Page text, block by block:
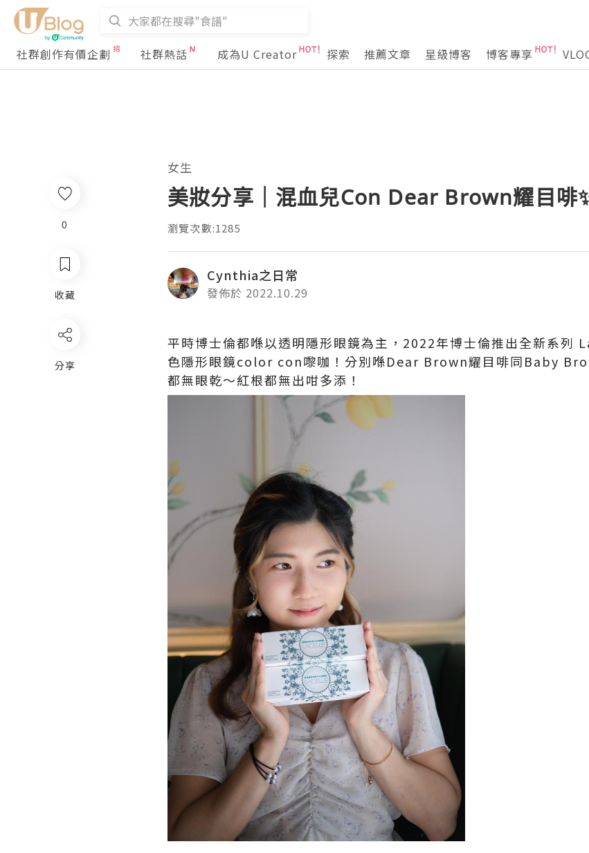
社群創作有價企劃
社群熱話 成為U Creator 探索 推薦文章 星級博客 博客專享
0
收藏
分享
女生
美妝分享｜混血兒Con Dear Brown耀目啡
瀏覽次數:1285
Cynthia之日常
發佈於 2022.10.29
平時博士倫都喺以透明隱形眼鏡為主，2022年博士倫推出全新系
色隱形眼鏡color con嚟咖！分別喺Dear Brown耀目啡同Baby
都無眼乾～紅根都無出咁多添！